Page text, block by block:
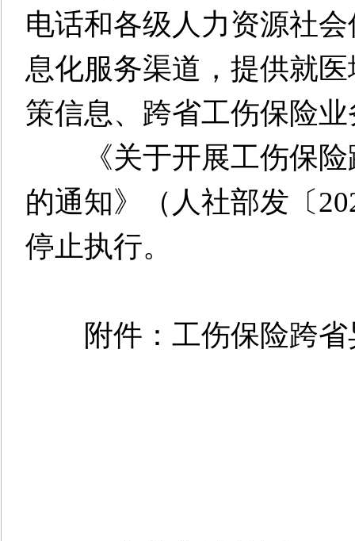
电话和各级人力资源社
息化服务渠道，提供就
策信息、跨省工伤保险
《关于开展工伤保险
的通知》（人社部发〔
停止执行。
附件：工伤保险跨省